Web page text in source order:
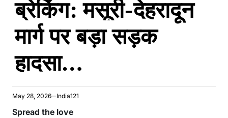
ब्रेकिंग: मसूरी-देहरादून
मार्ग पर बड़ा सड़क
हादसा…
May 28, 2026 India121
Spread the love